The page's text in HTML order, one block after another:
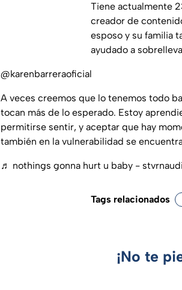
Tiene actualmente
creador de
esposo y su familia
ayudado a
@karenbarreraoficial
A veces creemos que lo tenemos todo
tocan más de lo esperado. Estoy
permitirse sentir, y aceptar que hay
también en la vulnerabilidad se
♬ nothings gonna hurt u baby -
Tags relacionados
¡No te